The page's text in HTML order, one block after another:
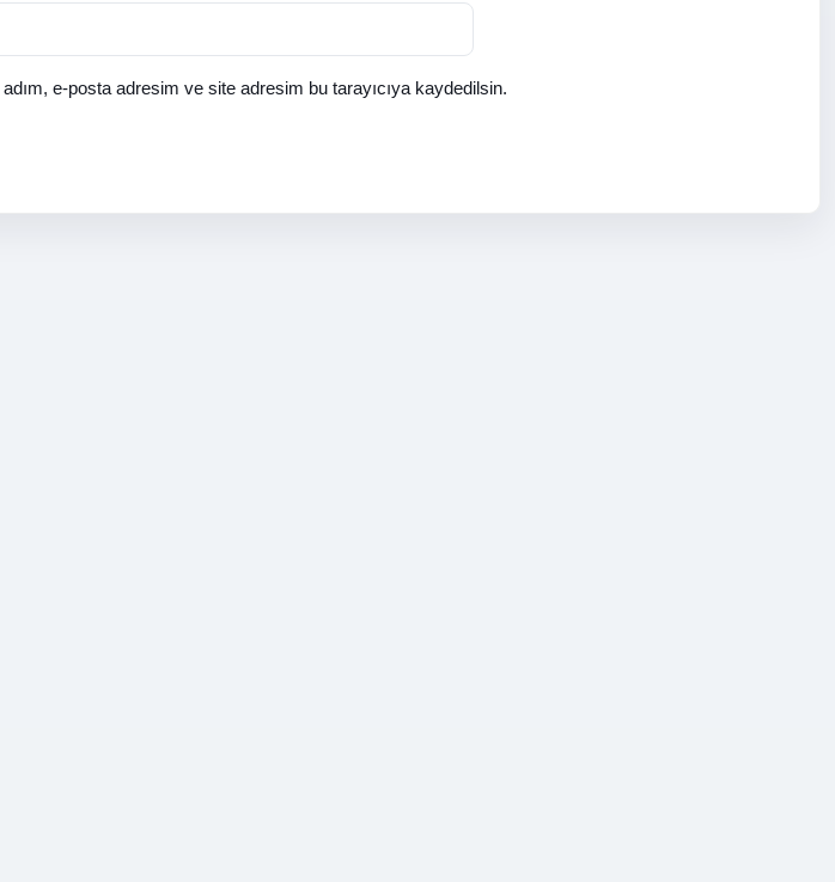
e-posta adresim ve site adresim bu tarayıcıya kaydedilsin.